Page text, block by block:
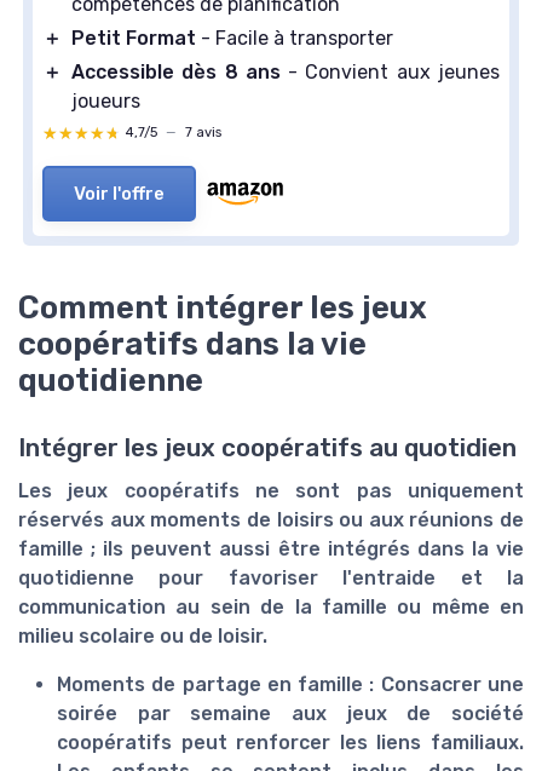
＋
Petit Format - Facile à transporter
＋ Accessible dès 8 ans- Convient aux jeunes
joueurs
★★★★★
★★★★★ 4,7/5 — 7 avis
Voir l'offre
Comment intégrer les jeux
coopératifs dans la vie
quotidienne
Intégrer les jeux coopératifs au quotidien
Les jeux coopératifs ne sont pas uniquement
réservés aux moments de loisirs ou aux réunions de
famille ; ils peuvent aussi être intégrés dans la vie
quotidienne pour favoriser l'entraide et la
communication au sein de la famille ou même en
milieu scolaire ou de loisir.
Moments de partage en famille : Consacrer une
soirée par semaine aux jeux de société
coopératifs peut renforcer les liens familiaux.